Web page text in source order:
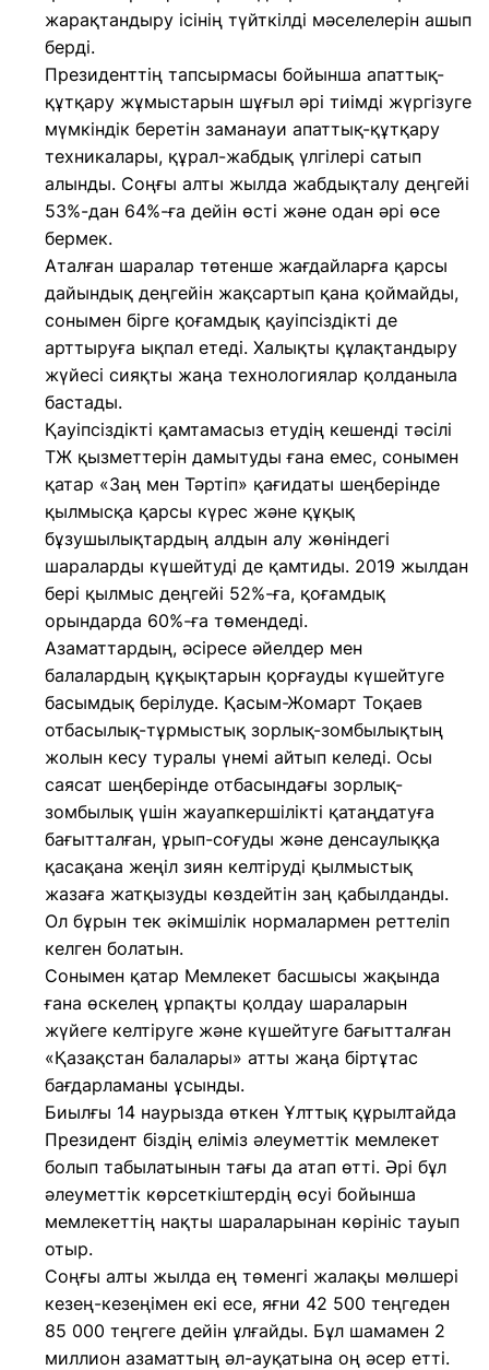
жарақтандыру ісінің түйткілді мәселелерін ашып
берді.
Президенттің тапсырмасы бойынша апаттық-
құтқару жұмыстарын шұғыл әрі тиімді жүргізуге
мүмкіндік беретін заманауи апаттық-құтқару
техникалары, құрал-жабдық үлгілері сатып
алынды. Соңғы алты жылда жабдықталу деңгейі
53%-дан 64%-ға дейін өсті және одан әрі өсе
бермек.
Аталған шаралар төтенше жағдайларға қарсы
дайындық деңгейін жақсартып қана қоймайды,
сонымен бірге қоғамдық қауіпсіздікті де
арттыруға ықпал етеді. Халықты құлақтандыру
жүйесі сияқты жаңа технологиялар қолданыла
бастады.
Қауіпсіздікті қамтамасыз етудің кешенді тәсілі
ТЖ қызметтерін дамытуды ғана емес, сонымен
қатар «Заң мен Тәртіп» қағидаты шеңберінде
қылмысқа қарсы күрес және құқық
бұзушылықтардың алдын алу жөніндегі
шараларды күшейтуді де қамтиды. 2019 жылдан
бері қылмыс деңгейі 52%-ға, қоғамдық
орындарда 60%-ға төмендеді.
Азаматтардың, әсіресе әйелдер мен
балалардың құқықтарын қорғауды күшейтуге
басымдық берілуде. Қасым-Жомарт Тоқаев
отбасылық-тұрмыстық зорлық-зомбылықтың
жолын кесу туралы үнемі айтып келеді. Осы
саясат шеңберінде отбасындағы зорлық-
зомбылық үшін жауапкершілікті қатаңдатуға
бағытталған, ұрып-соғуды және денсаулыққа
қасақана жеңіл зиян келтіруді қылмыстық
жазаға жатқызуды көздейтін заң қабылданды.
Ол бұрын тек әкімшілік нормалармен реттеліп
келген болатын.
Сонымен қатар Мемлекет басшысы жақында
ғана өскелең ұрпақты қолдау шараларын
жүйеге келтіруге және күшейтуге бағытталған
«Қазақстан балалары» атты жаңа біртұтас
бағдарламаны ұсынды.
Биылғы 14 наурызда өткен Ұлттық құрылтайда
Президент біздің еліміз әлеуметтік мемлекет
болып табылатынын тағы да атап өтті. Әрі бұл
әлеуметтік көрсеткіштердің өсуі бойынша
мемлекеттің нақты шараларынан көрініс тауып
отыр.
Соңғы алты жылда ең төменгі жалақы мөлшері
кезең-кезеңімен екі есе, яғни 42 500 теңгеден
85 000 теңгеге дейін ұлғайды. Бұл шамамен 2
миллион азаматтың әл-ауқатына оң әсер етті.